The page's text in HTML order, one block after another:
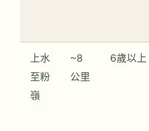
上水
至粉
嶺
~8
公里
6歲以上